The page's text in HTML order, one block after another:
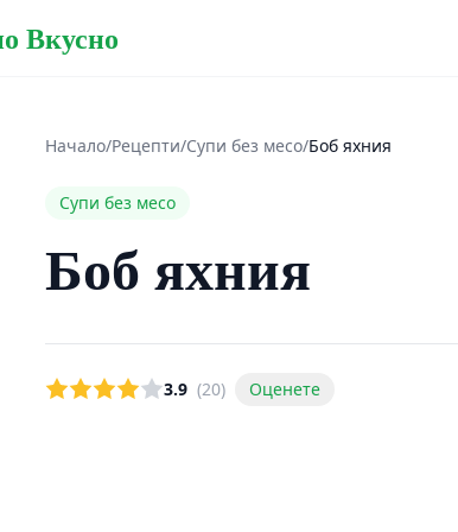
Вкусно
Начало/Рецепти/Супи без месо/Боб яхния
Супи без месо
Боб яхния
3.9 (20) Оценете